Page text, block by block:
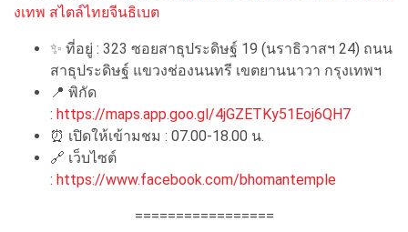
งเทพ สไตล์ไทยจีนธิเบต
✨ ที่อยู่ : 323 ซอยสาธุประดิษฐ์ 19 (นราธิวาสฯ 24) ถนน
สาธุประดิษฐ์ แขวงช่องนนทรี เขตยานนาวา กรุงเทพฯ
📍 พิกัด
: https://maps.app.goo.gl/4jGZETKy51Eoj6QH7
⏰ เปิดให้เข้ามชม : 07.00-18.00 น.
🔗 เว็บไซต์
: https://www.facebook.com/bhomantemple
=================